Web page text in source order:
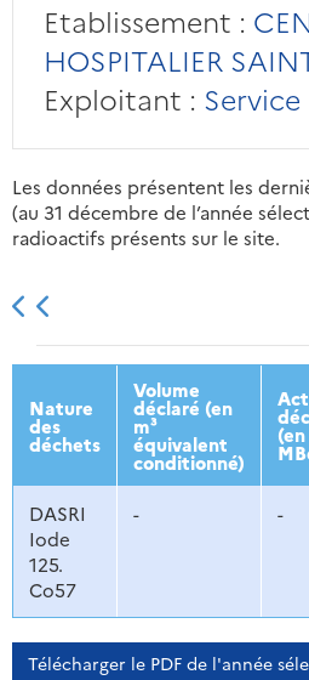
Etablissement :
HOSPITALIER
Exploitant :
Les données présentent les
(au 31 décembre de l’année
radioactifs présents sur le site.
2013 2014
Nature
des
déchets
Volume
déclaré (en
m³
équivalent
conditionné)
(en
DASRI
Iode
125.
Co57
- -
Télécharger le PDF de l'année